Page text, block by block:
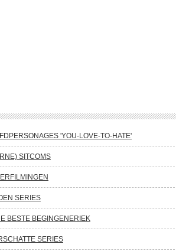
'YOU-LOVE-TO-HATE'
SITCOMS
SERIES
BESTE BEGINGENERIEK
SERIES